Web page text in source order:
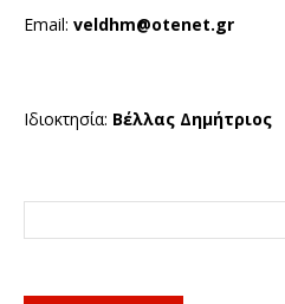
Email: veldhm@otenet.gr
Ιδιοκτησία: Βέλλας Δημήτριος